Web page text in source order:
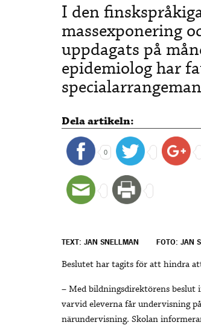
I den
massexponering
uppdagats på
epidemiolog har
Dela artikeln:
0
TEXT: JAN SNELLMAN FOTO: JAN
Beslutet har tagits för att hindra
– Med bildningsdirektörens beslut
varvid eleverna får undervisning
närundervisning. Skolan